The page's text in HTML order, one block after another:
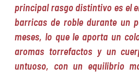
principal rasgo distintivo es el
barricas de roble durante un
meses, lo que le aporta un
aromas torrefactos y un
untuoso, con un equilibrio